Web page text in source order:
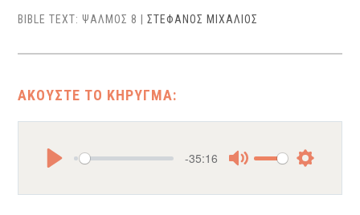
BIBLE TEXT: ΨΑΛΜΟΣ 8 |ΣΤΕΦΑΝΟΣ ΜΙΧΑΛΙΟΣ
-35:16